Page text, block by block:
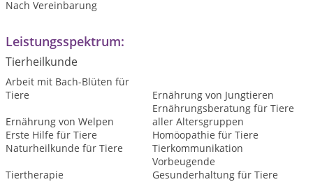
Nach Vereinbarung
Leistungsspektrum:
Tierheilkunde
Arbeit mit Bach-Blüten für
Tiere
Ernährung von Jungtieren
Ernährung von Welpen
Ernährungsberatung für Tiere
aller Altersgruppen
Erste Hilfe für Tiere
Homöopathie für Tiere
Naturheilkunde für Tiere
Tierkommunikation
Tiertherapie
Vorbeugende
Gesunderhaltung für Tiere